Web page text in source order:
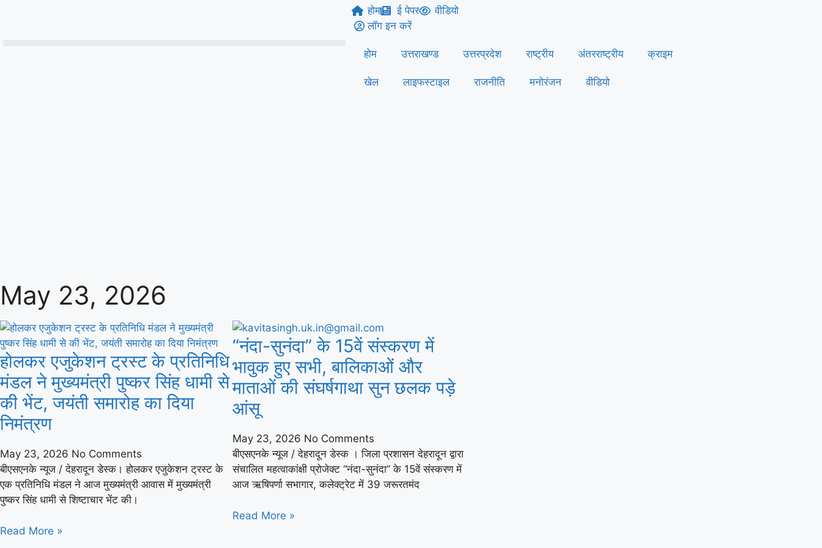
होम ई पेपर
वीडियो
लॉग इन करें
होम उत्तराखण्ड उत्तरप्रदेश राष्ट्रीय अंतरराष्ट्रीय क्राइम
खेल लाइफस्‍टाइल राजनीति मनोरंजन वीडियो
May 23, 2026
होलकर एजुकेशन ट्रस्ट के प्रतिनिधि
मंडल ने मुख्यमंत्री पुष्कर सिंह धामी से
की भेंट, जयंती समारोह का दिया
निमंत्रण
May 23, 2026 No Comments
बीएसएनके न्यूज / देहरादून डेस्क। होलकर एजुकेशन ट्रस्ट के
एक प्रतिनिधि मंडल ने आज मुख्यमंत्री आवास में मुख्यमंत्री
पुष्कर सिंह धामी से शिष्टाचार भेंट की।
Read More »
“नंदा-सुनंदा” के 15वें संस्करण में
भावुक हुए सभी, बालिकाओं और
माताओं की संघर्षगाथा सुन छलक पड़े
आंसू
May 23, 2026 No Comments
बीएसएनके न्यूज / देहरादून डेस्क । जिला प्रशासन देहरादून द्वारा
संचालित महत्वाकांक्षी प्रोजेक्ट “नंदा-सुनंदा” के 15वें संस्करण में
आज ऋषिपर्णा सभागार, कलेक्ट्रेट में 39 जरूरतमंद
Read More »